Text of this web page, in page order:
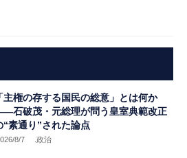
主権の存する国民の総意」とは何か
石破茂・元総理が問う皇室典範改正
“素通り”された論点
8/7 .政治